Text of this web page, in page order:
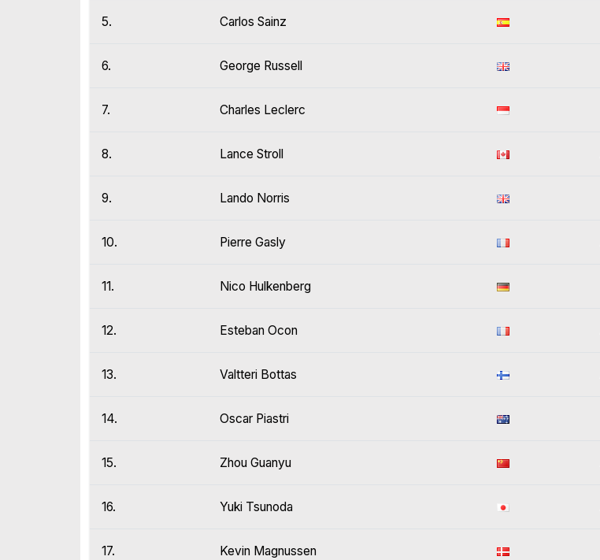
5. Carlos Sainz
6. George Russell
7. Charles Leclerc
8. Lance Stroll
9. Lando Norris
10. Pierre Gasly
11. Nico Hulkenberg
12. Esteban Ocon
13. Valtteri Bottas
14. Oscar Piastri
15. Zhou Guanyu
16. Yuki Tsunoda
17. Kevin Magnussen